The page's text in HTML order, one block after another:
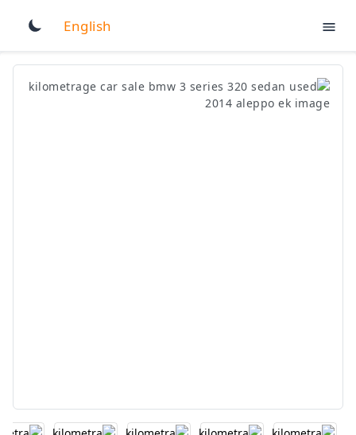
English